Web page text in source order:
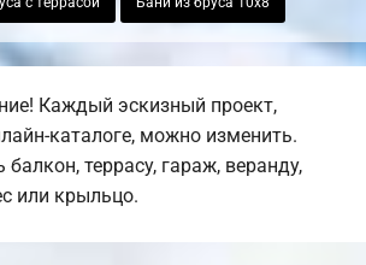
Каждый эскизный проект,
каталоге, можно изменить.
террасу, гараж, веранду,
или крыльцо.